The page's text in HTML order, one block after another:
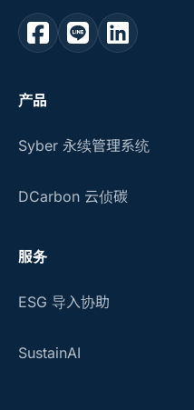
产品
Syber 永续管理系统
DCarbon 云侦碳
服务
ESG 导入协助
SustainAI